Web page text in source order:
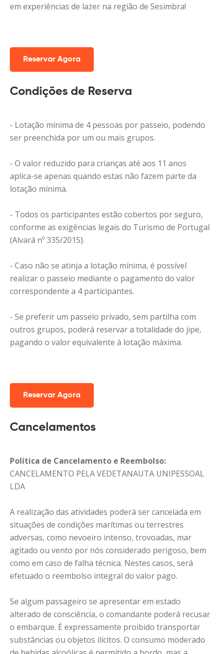
em experiências de lazer na região de Sesimbra!
Reservar Agora
Condições de Reserva
- Lotação mínima de 4 pessoas por passeio, podendo
ser preenchida por um ou mais grupos.
- O valor reduzido para crianças até aos 11 anos
aplica-se apenas quando estas não fazem parte da
lotação mínima.
- Todos os participantes estão cobertos por seguro,
conforme as exigências legais do Turismo de Portugal
(Alvará nº 335/2015).
- Caso não se atinja a lotação mínima, é possível
realizar o passeio mediante o pagamento do valor
correspondente a 4 participantes.
- Se preferir um passeio privado, sem partilha com
outros grupos, poderá reservar a totalidade do jipe,
pagando o valor equivalente à lotação máxima.
Reservar Agora
Cancelamentos
Política de Cancelamento e Reembolso:
CANCELAMENTO PELA VEDETANAUTA UNIPESSOAL
LDA
A realização das atividades poderá ser cancelada em
situações de condições marítimas ou terrestres
adversas, como nevoeiro intenso, trovoadas, mar
agitado ou vento por nós considerado perigoso, bem
como em caso de falha técnica. Nestes casos, será
efetuado o reembolso integral do valor pago.
Se algum passageiro se apresentar em estado
alterado de consciência, o comandante poderá recusar
o embarque. É expressamente proibido transportar
substâncias ou objetos ilícitos. O consumo moderado